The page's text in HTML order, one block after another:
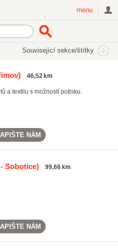
menu
Související sekce/štítky
46,52 km
a textilu s možností potisku.
NÁM
Sobotice) 99,66 km
NÁM